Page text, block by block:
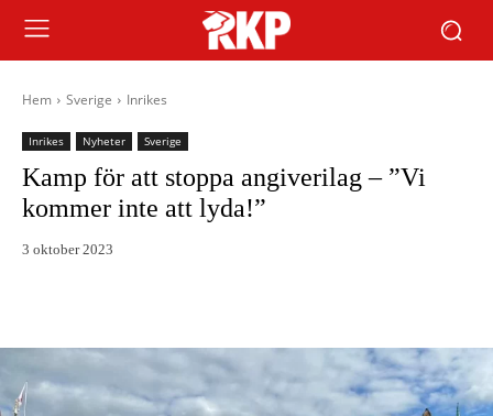
Hem Sverige Inrikes
Inrikes Nyheter Sverige
Kamp för att stoppa angiverilag – ”Vi
kommer inte att lyda!”
3 oktober 2023